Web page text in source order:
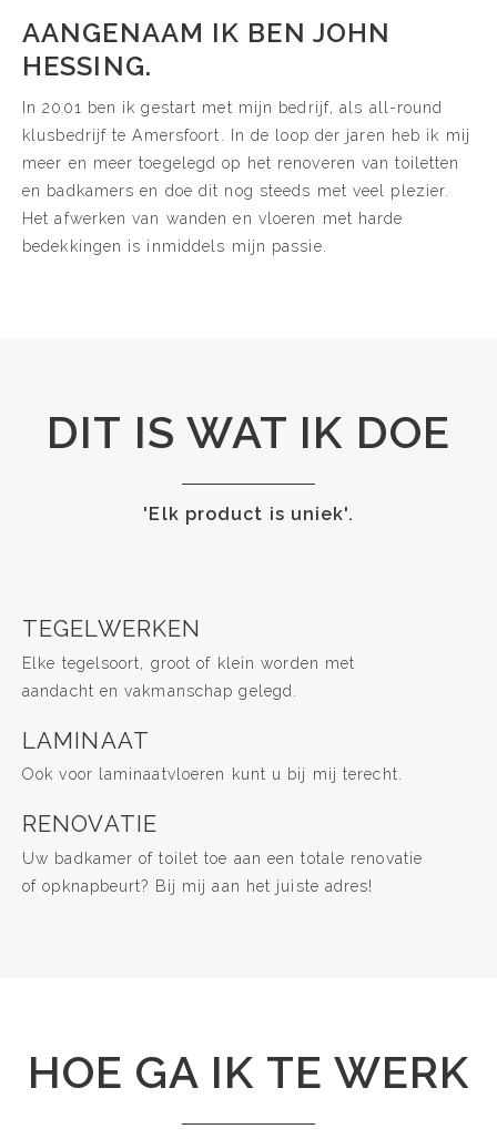
AANGENAAM IK BEN JOHN
HESSING.
In 2001 ben ik gestart met mijn bedrijf, als all-round
klusbedrijf te Amersfoort. In de loop der jaren heb ik mij
meer en meer toegelegd op het renoveren van toiletten
en badkamers en doe dit nog steeds met veel plezier.
Het afwerken van wanden en vloeren met harde
bedekkingen is inmiddels mijn passie.
DIT IS WAT IK DOE
'Elk product is uniek'.
TEGELWERKEN
Elke tegelsoort, groot of klein worden met
aandacht en vakmanschap gelegd.
LAMINAAT
Ook voor laminaatvloeren kunt u bij mij terecht.
RENOVATIE
Uw badkamer of toilet toe aan een totale renovatie
of opknapbeurt? Bij mij aan het juiste adres!
HOE GA IK TE WERK